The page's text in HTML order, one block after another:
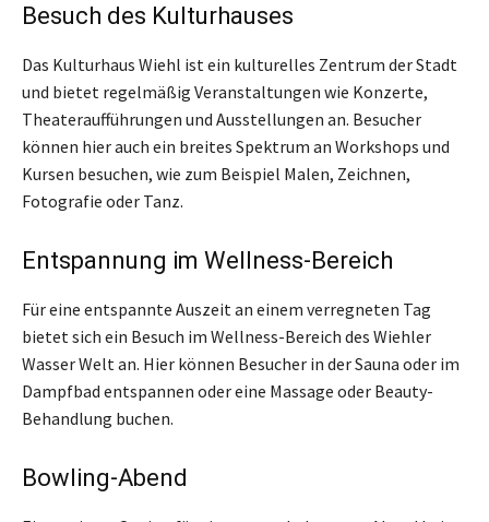
Besuch des Kulturhauses
Das Kulturhaus Wiehl ist ein kulturelles Zentrum der Stadt
und bietet regelmäßig Veranstaltungen wie Konzerte,
Theateraufführungen und Ausstellungen an. Besucher
können hier auch ein breites Spektrum an Workshops und
Kursen besuchen, wie zum Beispiel Malen, Zeichnen,
Fotografie oder Tanz.
Entspannung im Wellness-Bereich
Für eine entspannte Auszeit an einem verregneten Tag
bietet sich ein Besuch im Wellness-Bereich des Wiehler
Wasser Welt an. Hier können Besucher in der Sauna oder im
Dampfbad entspannen oder eine Massage oder Beauty-
Behandlung buchen.
Bowling-Abend